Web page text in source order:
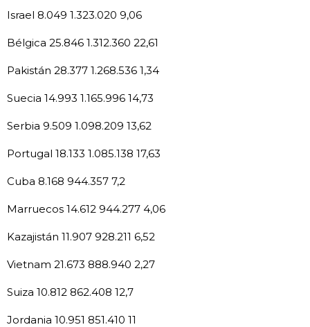
Israel 8.049 1.323.020 9,06
Bélgica 25.846 1.312.360 22,61
Pakistán 28.377 1.268.536 1,34
Suecia 14.993 1.165.996 14,73
Serbia 9.509 1.098.209 13,62
Portugal 18.133 1.085.138 17,63
Cuba 8.168 944.357 7,2
Marruecos 14.612 944.277 4,06
Kazajistán 11.907 928.211 6,52
Vietnam 21.673 888.940 2,27
Suiza 10.812 862.408 12,7
Jordania 10.951 851.410 11